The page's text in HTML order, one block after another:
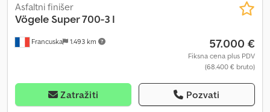
Francuska 1.493 km
Asfaltni finišer
Vögele Super 700-3 I
57.000 €
Fiksna cena plus PDV
(68.400 € bruto)
Zatražiti Pozvati